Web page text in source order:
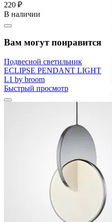
220 ₽
В наличии
Вам могут понравится
Подвесной светильник
ECLIPSE PENDANT LIGHT
L1 by broom
Быстрый просмотр